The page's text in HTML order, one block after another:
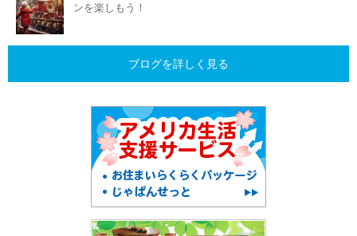
ンを楽しもう！
ブログを詳しく見る